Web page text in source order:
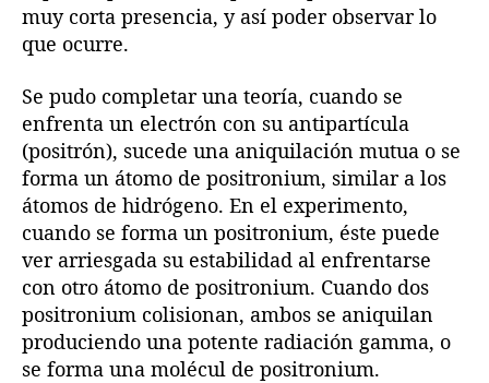
muy corta presencia, y así poder observar lo
que ocurre.
Se pudo completar una teoría, cuando se
enfrenta un electrón con su antipartícula
(positrón), sucede una aniquilación mutua o se
forma un átomo de positronium, similar a los
átomos de hidrógeno. En el experimento,
cuando se forma un positronium, éste puede
ver arriesgada su estabilidad al enfrentarse
con otro átomo de positronium. Cuando dos
positronium colisionan, ambos se aniquilan
produciendo una potente radiación gamma, o
se forma una molécul de positronium.